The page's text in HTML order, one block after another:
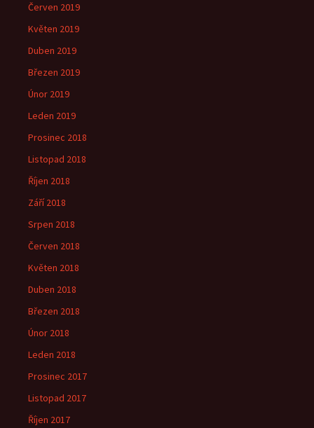
Červen 2019
Květen 2019
Duben 2019
Březen 2019
Únor 2019
Leden 2019
Prosinec 2018
Listopad 2018
Říjen 2018
Září 2018
Srpen 2018
Červen 2018
Květen 2018
Duben 2018
Březen 2018
Únor 2018
Leden 2018
Prosinec 2017
Listopad 2017
Říjen 2017